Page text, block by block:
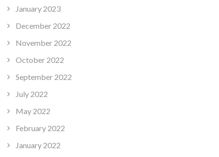
January 2023
December 2022
November 2022
October 2022
September 2022
July 2022
May 2022
February 2022
January 2022